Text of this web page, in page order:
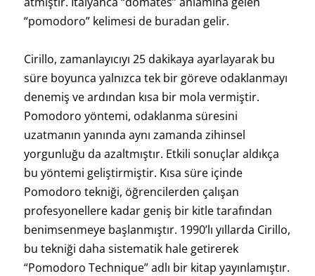
“pomodoro” kelimesi de buradan gelir.
Cirillo, zamanlayıcıyı 25 dakikaya ayarlayarak bu
süre boyunca yalnızca tek bir göreve odaklanmayı
denemiş ve ardından kısa bir mola vermiştir.
Pomodoro yöntemi, odaklanma süresini
uzatmanın yanında aynı zamanda zihinsel
yorgunluğu da azaltmıştır. Etkili sonuçlar aldıkça
bu yöntemi geliştirmiştir. Kısa süre içinde
Pomodoro tekniği, öğrencilerden çalışan
profesyonellere kadar geniş bir kitle tarafından
benimsenmeye başlanmıştır. 1990’lı yıllarda Cirillo,
bu tekniği daha sistematik hale getirerek
“Pomodoro Technique” adlı bir kitap yayınlamıştır.